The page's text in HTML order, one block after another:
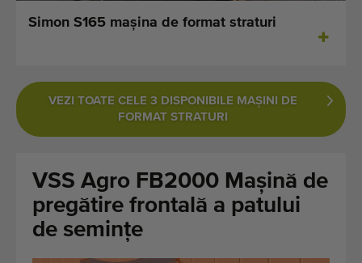
Importați o mașină
Machines
Despre noi
FAQ
Simon S165 maşina de format straturi
VEZI TOATE CELE 3 DISPONIBILE MAŞINI DE
FORMAT STRATURI
VSS Agro FB2000 Mașină de
pregătire frontală a patului
de semințe